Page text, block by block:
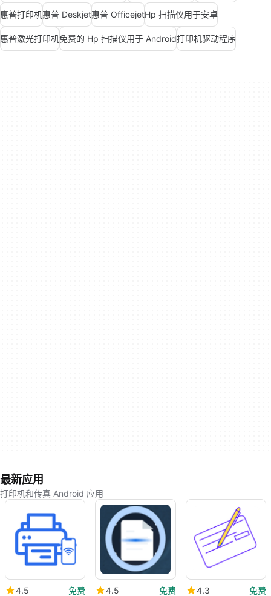
惠普打印机惠普 Deskjet惠普 OfficejetHp 扫描仪用于安卓
惠普激光打印机免费的 Hp 扫描仪用于 Android打印机驱动程序
最新应用
打印机和传真 Android 应用
4.5
免费
4.5
免费
4.3
免费